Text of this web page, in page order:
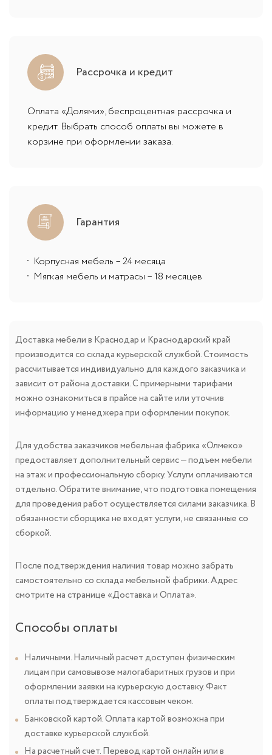
Рассрочка и кредит
Оплата «Долями», беспроцентная рассрочка и
кредит. Выбрать способ оплаты вы можете в
корзине при оформлении заказа.
Гарантия
Корпусная мебель – 24 месяца
Мягкая мебель и матрасы – 18 месяцев
Доставка мебели в Краснодар и Краснодарский край
производится со склада курьерской службой. Стоимость
рассчитывается индивидуально для каждого заказчика и
зависит от района доставки. С примерными тарифами
можно ознакомиться в прайсе на сайте или уточнив
информацию у менеджера при оформлении покупок.
Для удобства заказчиков мебельная фабрика «Олмеко»
предоставляет дополнительный сервис — подъем мебели
на этаж и профессиональную сборку. Услуги оплачиваются
отдельно. Обратите внимание, что подготовка помещения
для проведения работ осуществляется силами заказчика. В
обязанности сборщика не входят услуги, не связанные со
сборкой.
После подтверждения наличия товар можно забрать
самостоятельно со склада мебельной фабрики. Адрес
смотрите на странице «Доставка и Оплата».
Способы оплаты
Наличными. Наличный расчет доступен физическим
лицам при самовывозе малогабаритных грузов и при
оформлении заявки на курьерскую доставку. Факт
оплаты подтверждается кассовым чеком.
Банковской картой. Оплата картой возможна при
доставке курьерской службой.
На расчетный счет. Перевод картой онлайн или в